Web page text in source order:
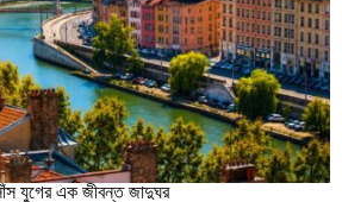
যুগের এক জীবন্ত জাদুঘর